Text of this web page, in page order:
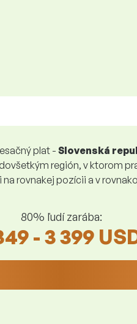
plat - Slovenská
región, v ktorom
rovnakej pozícii a v
80% ľudí zarába:
- 3 399